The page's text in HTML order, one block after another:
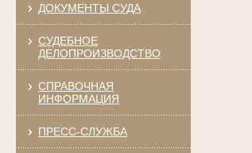
ДОКУМЕНТЫ СУДА
СУДЕБНОЕ
ДЕЛОПРОИЗВОДСТВО
СПРАВОЧНАЯ
ИНФОРМАЦИЯ
ПРЕСС-СЛУЖБА